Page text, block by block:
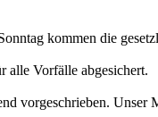
kommen die
alle Vorfälle abgesichert.
vorgeschrieben.